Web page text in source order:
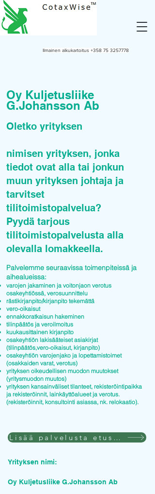
Ilmainen alkukartoitus +358 75 3257778
Oy Kuljetusliike
G.Johansson Ab
Oletko yrityksen
nimisen yrityksen, jonka
tiedot ovat alla tai jonkun
muun yrityksen johtaja ja
tarvitset
tilitoimistopalvelua?
Pyydä tarjous
tilitoimistopalvelusta alla
olevalla lomakkeella.
Palvelemme seuraavissa toimenpiteissä ja
aihealueissa:
varojen jakaminen ja voitonjaon verotus
osakeyhtiössä, verosuunnittelu
rästikirjanpito/kirjanpito tekemättä
vero-oikaisut
ennakkoratkaisun hakeminen
tilinpäätös ja veroilmoitus
kuukausittainen kirjanpito
osakeyhtiön lakisääteiset asiakirjat
(tilinpäätös,vero-oikaisut, kirjanpito)
osakeyhtiön varojenjako ja lopettamistoimet
(osakkaiden varat, verotus)
yrityksen oikeudellisen muodon muutokset
(yritysmuodon muutos)
yrityksen kansainväliset tilanteet, rekisteröintipaikka
ja rekisteröinnit, lainkäyttöalueet ja verotus.
(rekisteröinnit, konsultointi asiassa, nk. relokaatio).
Lisää palvelusta etusivulla
Yrityksen nimi:
Oy Kuljetusliike G.Johansson Ab